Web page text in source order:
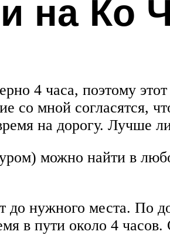
на Ко
4 часа, поэтому
мной согласятся,
на дорогу. Лучше
можно найти в
до нужного места. По
в пути около 4 часов.